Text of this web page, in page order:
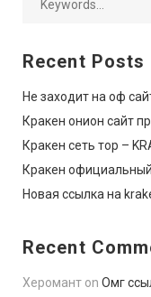
Recent Posts
Не заходит на оф
Кракен онион сайт
Кракен сеть тор –
Кракен официальный
Новая ссылка на
Recent
Херомант on Омг